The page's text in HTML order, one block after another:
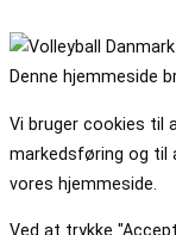
Denne hjemmeside
Vi bruger cookies til
markedsføring og til
vores hjemmeside.
Ved at trykke